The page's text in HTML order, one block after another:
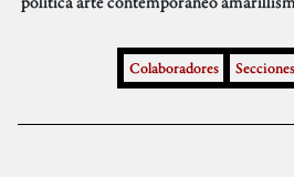
Colaboradores Secciones